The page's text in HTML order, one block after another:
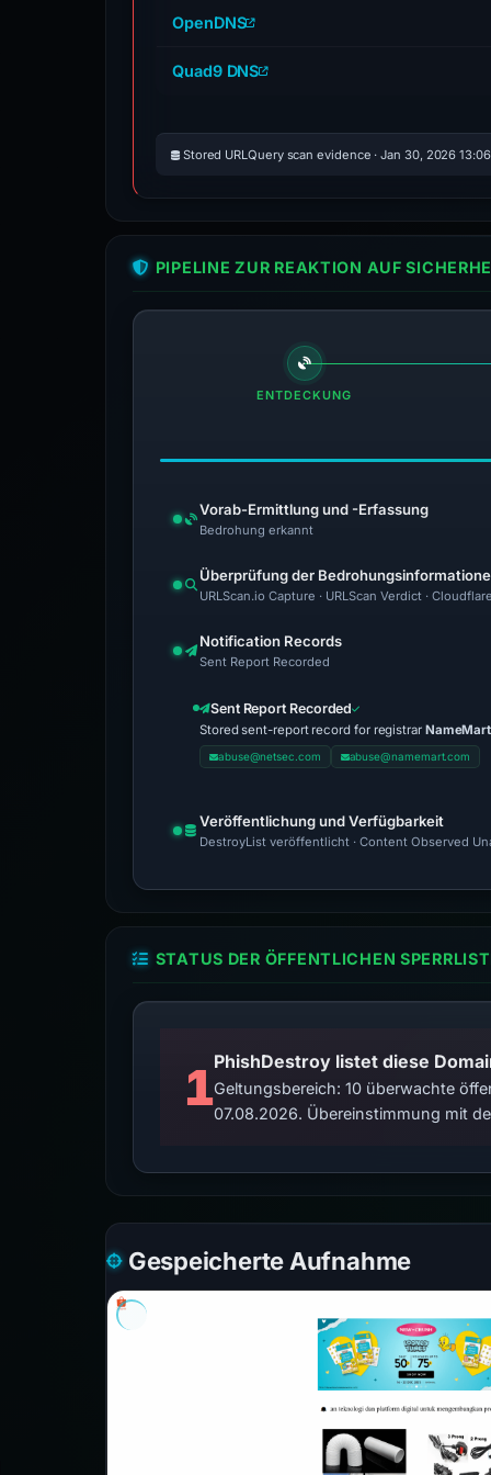
OpenDNS
Quad9 DNS
Stored URLQuery scan evidence · Jan 30, 2026
PIPELINE ZUR REAKTION AUF
ENTDECKUNG
Vorab-Ermittlung und -Erfassung
Bedrohung erkannt
Überprüfung der
URLScan.io Capture · URLScan Verdict ·
Notification Records
Sent Report Recorded
Sent Report Recorded
Stored sent-report record for registrar
abuse@netsec.com abuse@namemart.com
Veröffentlichung und Verfügbarkeit
DestroyList veröffentlicht · Content Observed
STATUS DER ÖFFENTLICHEN
1PhishDestroy listet diese
Geltungsbereich: 10 überwachte
07.08.2026. Übereinstimmung mit
Gespeicherte Aufnahme